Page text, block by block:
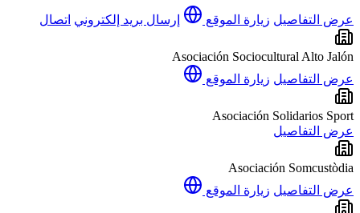
عرض التفاصيل زيارة الموقع إرسال بريد إلكتروني اتصال
Asociación Sociocultural Alto Jalón
عرض التفاصيل زيارة الموقع
Asociación Solidarios Sport
عرض التفاصيل
Asociación Somcustòdia
عرض التفاصيل زيارة الموقع